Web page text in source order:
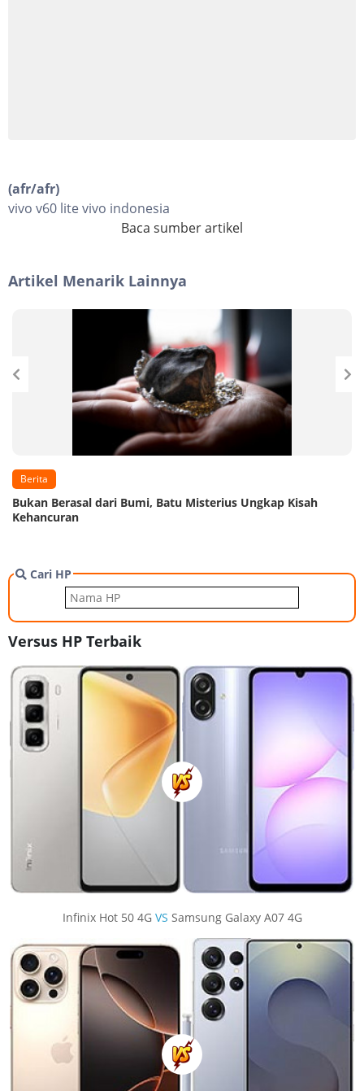
(afr/afr)
vivo v60 lite vivo indonesia
Baca sumber artikel
Artikel Menarik Lainnya
Berita
Bukan Berasal dari Bumi, Batu Misterius Ungkap Kisah
Kehancuran
Cari HP
Versus HP Terbaik
Infinix Hot 50 4G VS Samsung Galaxy A07 4G